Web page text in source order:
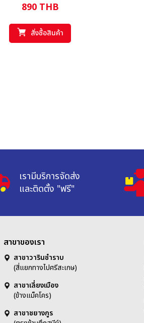
890 THB
สั่งซื้อสินค้า
เรามีบริการจัดส่ง
และติดตั้ง "ฟรี"
สาขาของเรา
สาขาวารินชำราบ
(สี่แยกทางไปศรีสะเกษ)
สาขาเลี่ยงเมือง
(ข้างแม็คโคร)
สาขาชยางกูร